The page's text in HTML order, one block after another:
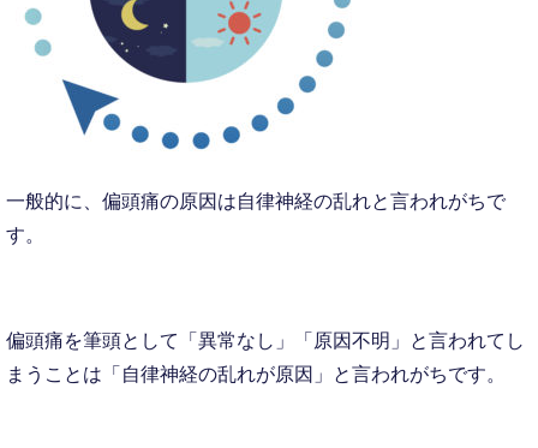
一般的に、偏頭痛の原因は自律神経の乱れと言われがちで
す。
偏頭痛を筆頭として「異常なし」「原因不明」と言われてし
まうことは「自律神経の乱れが原因」と言われがちです。